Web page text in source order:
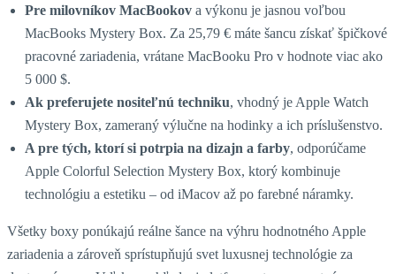
Pre milovníkov MacBookov a výkonu je jasnou voľbou
MacBooks Mystery Box. Za 25,79 € máte šancu získať špičkové
pracovné zariadenia, vrátane MacBooku Pro v hodnote viac ako
5 000 $.
Ak preferujete nositeľnú techniku, vhodný je Apple Watch
Mystery Box, zameraný výlučne na hodinky a ich príslušenstvo.
A pre tých, ktorí si potrpia na dizajn a farby, odporúčame
Apple Colorful Selection Mystery Box, ktorý kombinuje
technológiu a estetiku – od iMacov až po farebné náramky.
Všetky boxy ponúkajú reálne šance na výhru hodnotného Apple
zariadenia a zároveň sprístupňujú svet luxusnej technológie za